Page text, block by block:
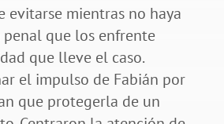
evitarse mientras no haya
que los enfrente
que lleve el caso.
el impulso de Fabián por
que protegerla de un